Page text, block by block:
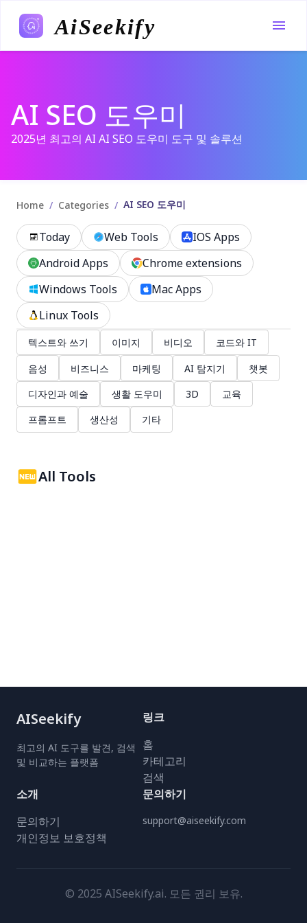
AiSeekify
AI SEO 도우미
2025년 최고의 AI AI SEO 도우미 도구 및 솔루션
Home / Categories / AI SEO 도우미
Today Web Tools
IOS Apps
Android Apps
Chrome extensions
Windows Tools
Mac Apps
Linux Tools
텍스트와 쓰기 이미지 비디오
코드와 IT
음성
비즈니스 마케팅 AI 탐지기
챗봇
디자인과 예술
생활 도우미 3D
교육
프롬프트
생산성 기타
All Tools
AISeekify
최고의 AI 도구를 발견, 검색
및 비교하는 플랫폼
링크
홈
카테고리
검색
소개
문의하기
개인정보 보호정책
문의하기
support@aiseekify.com
© 2025 AISeekify.ai. 모든 권리 보유.